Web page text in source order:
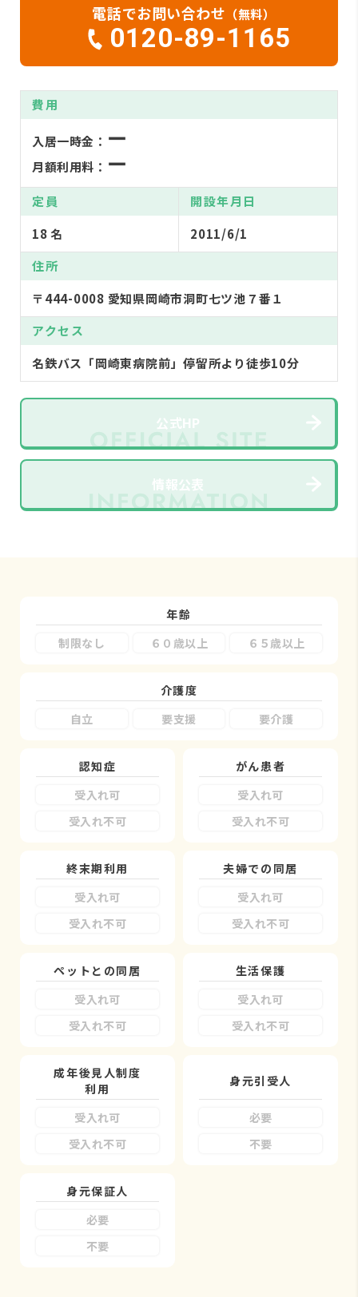
電話でお問い合わせ （無料）
0120-89-1165
費用
入居一時金： ー
月額利用料： ー
定員
18 名
開設年月日
2011/6/1
住所
〒444-0008 愛知県岡崎市洞町七ツ池７番１
アクセス
名鉄バス「岡崎東病院前」停留所より徒歩10分
公式HP
情報公表
年齢
制限なし
６０歳以上 ６５歳以上
介護度
自立
要支援 要介護
認知症
受入れ可
受入れ不可
がん患者
受入れ可
受入れ不可
終末期利用
受入れ可
受入れ不可
夫婦での同居
受入れ可
受入れ不可
ペットとの同居
受入れ可
受入れ不可
生活保護
受入れ可
受入れ不可
成年後見人制度
利用
受入れ可
受入れ不可
身元引受人
必要
不要
身元保証人
必要
不要